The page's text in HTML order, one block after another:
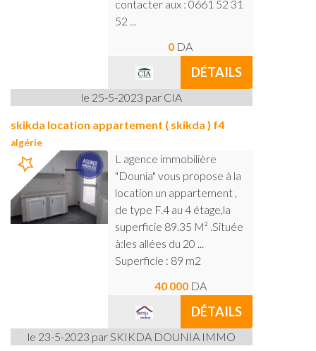
contacter aux : 0661 52 31
52 ...
0 DA
DÉTAILS
le 25-5-2023 par CIA
skikda location appartement ( skikda ) f4
algérie
L agence immobilière
"Dounia" vous propose à la
location un appartement ,
de type F.4 au 4 étage,la
superficie 89.35 M² .Située
à:les allées du 20 ...
Superficie : 89 m2
40 000 DA
DÉTAILS
le 23-5-2023 par SKIKDA DOUNIA IMMO